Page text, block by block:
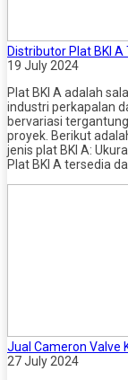
Distributor Plat BKI
19 July 2024
Plat BKI A adalah
industri perkapalan
bervariasi
proyek. Berikut
jenis plat BKI A:
Plat BKI A tersedia
Jual Cameron Valve
27 July 2024